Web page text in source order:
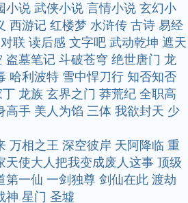
小说 武侠小说 言情小说 玄幻小
西游记 红楼梦 水浒传 古诗 易经
对联 读后感 文字吧 武动乾坤 遮天
盗墓笔记 斗破苍穹 绝世唐门 龙
哈利波特 雪中悍刀行 知否知否
丁 龙族 玄界之门 莽荒纪 全职高
高手 美人为馅 三体 我欲封天 少
万相之王 深空彼岸 天阿降临 重
天使大人把我变成废人这事 顶级
第一仙 一剑独尊 剑仙在此 渡劫
神 星门 圣墟